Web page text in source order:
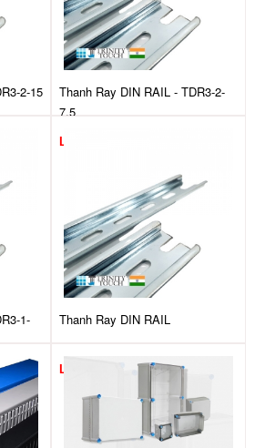
2-15
Thanh Ray DIN RAIL - TDR3-2-
7.5
Liên hệ
1-
Thanh Ray DIN RAIL
Liên hệ